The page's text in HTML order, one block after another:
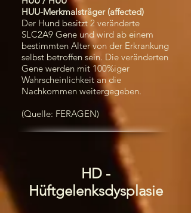
HUU-Merkmalsträger (affected)
Der Hund besitzt 2 veränderte
SLC2A9 Gene und wird ab einem
bestimmten Alter von der Erkrankung
selbst betroffen sein. Die veränderten
Gene werden mit 100%iger
Wahrscheinlichkeit an die
Nachkommen weitergegeben.
(Quelle: FERAGEN)
HD -
Hüftgelenksdysplasie